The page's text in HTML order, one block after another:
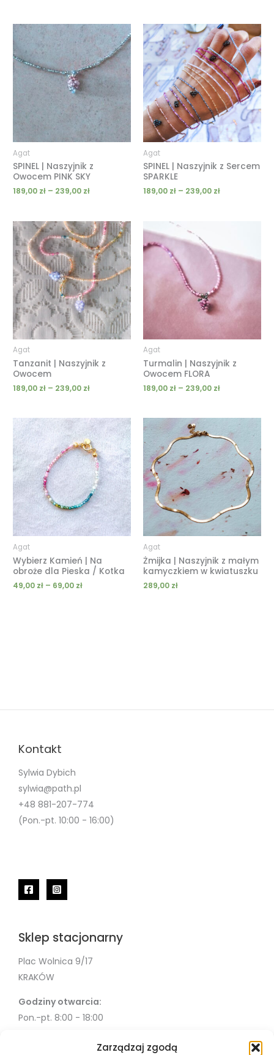
Zarządzaj zgodą
Agat
SPINEL | Naszyjnik z
Owocem PINK SKY
189,00 zł – 239,00 zł
Zakres
cen:
od
189,00 zł
do
239,00 zł
Agat
SPINEL | Naszyjnik z Sercem
SPARKLE
189,00 zł – 239,00 zł
Zakres
cen:
od
189,00 zł
do
239,00 zł
Agat
Tanzanit | Naszyjnik z
Owocem
189,00 zł – 239,00 zł
Zakres
cen:
od
189,00 zł
do
239,00 zł
Agat
Turmalin | Naszyjnik z
Owocem FLORA
189,00 zł – 239,00 zł
189,00 zł
do
239,00 zł
Agat
Wybierz Kamień | Na
obroże dla Pieska / Kotka
49,00 zł – 69,00 zł
Zakres
cen:
od
49,00 zł
do
69,00 zł
Agat
Żmijka | Naszyjnik z małym
kamyczkiem w kwiatuszku
289,00 zł
Kontakt
Sylwia Dybich
sylwia@path.pl
+48 881-207-774
(Pon.-pt. 10:00 - 16:00)
Sklep stacjonarny
Plac Wolnica 9/17
KRAKÓW
Godziny otwarcia:
Pon.-pt. 8:00 - 18:00